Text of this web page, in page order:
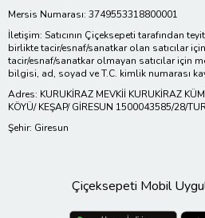
Mersis Numarası: 3749553318800001
İletişim: Satıcının Çiçeksepeti tarafından
birlikte tacir/esnaf/sanatkar olan satıcılar
tacir/esnaf/sanatkar olmayan satıcılar için
bilgisi, ad, soyad ve T.C. kimlik numarası
Adres: KURUKİRAZ MEVKİİ KURUKİRAZ
KÖYÜ/ KEŞAP/ GİRESUN 1500043585/28/
Şehir: Giresun
Çiçeksepeti Mobil